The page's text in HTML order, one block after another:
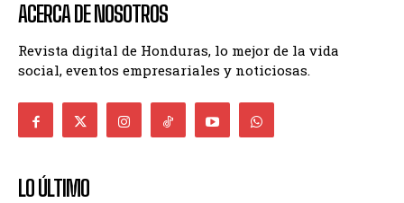
ACERCA DE NOSOTROS
Revista digital de Honduras, lo mejor de la vida
social, eventos empresariales y noticiosas.
LO ÚLTIMO